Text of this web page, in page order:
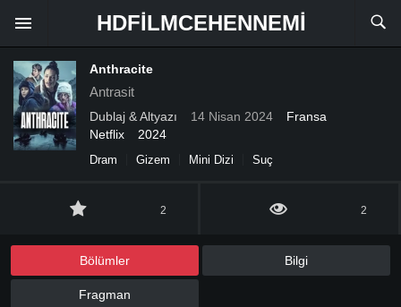
HDFILMCEHENNEMI
Anthracite
Antrasit
Dublaj & Altyazı 14 Nisan 2024
Fransa
Netflix
2024
Dram Gizem Mini Dizi Suç
2 2
Bölümler Bilgi
Fragman